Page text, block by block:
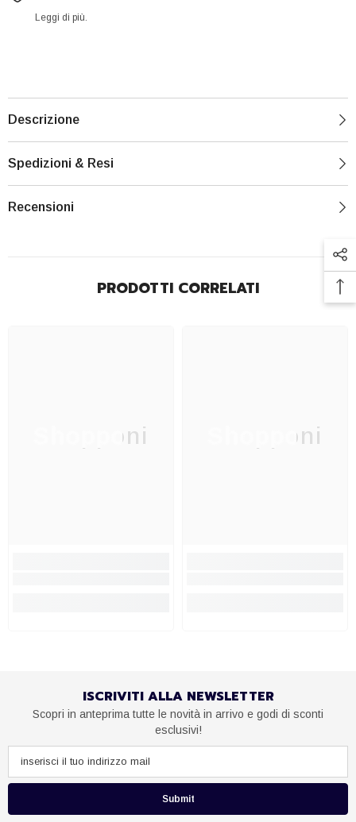
Leggi di più.
Descrizione
Spedizioni & Resi
Recensioni
PRODOTTI CORRELATI
Shopponi Shopponi
ISCRIVITI ALLA NEWSLETTER
Scopri in anteprima tutte le novità in arrivo e godi di sconti
esclusivi!
Submit